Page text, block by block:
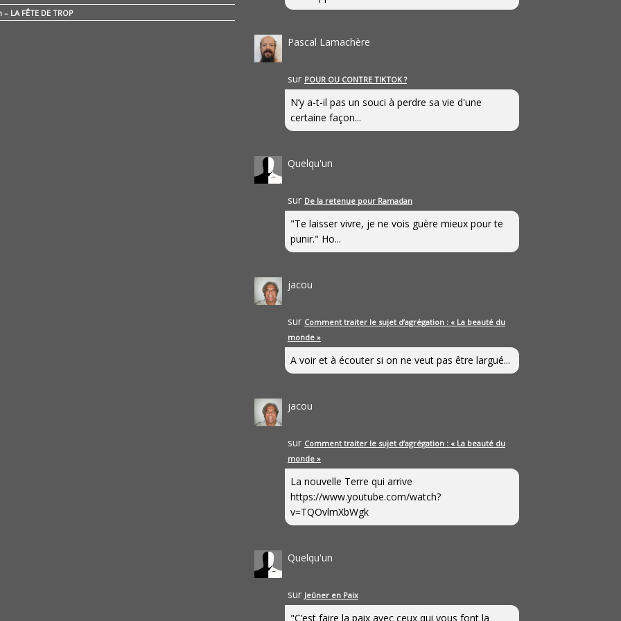
LA FÊTE DE TROP
Pascal Lamachère
sur POUR OU CONTRE TIKTOK ?
N’y a-t-il pas un souci à perdre sa vie d'une
certaine façon...
Quelqu'un
sur De la retenue pour Ramadan
"Te laisser vivre, je ne vois guère mieux pour te
punir." Ho...
jacou
sur Comment traiter le sujet d’agrégation : « La beauté du
monde »
A voir et à écouter si on ne veut pas être largué...
jacou
sur Comment traiter le sujet d’agrégation : « La beauté du
monde »
La nouvelle Terre qui arrive
https://www.youtube.com/watch?
v=TQOvlmXbWgk
Quelqu'un
sur Jeûner en Paix
"C’est faire la paix avec ceux qui vous font la